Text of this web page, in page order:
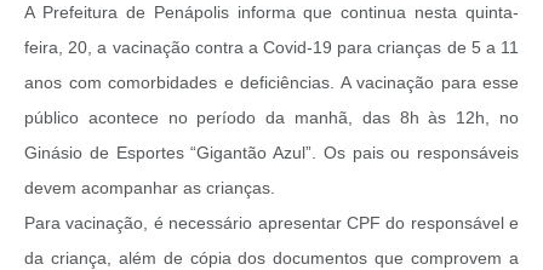
A Prefeitura de Penápolis informa que continua nesta quinta-
feira, 20, a vacinação contra a Covid-19 para crianças de 5 a 11
anos com comorbidades e deficiências. A vacinação para esse
público acontece no período da manhã, das 8h às 12h, no
Ginásio de Esportes “Gigantão Azul”. Os pais ou responsáveis
devem acompanhar as crianças.
Para vacinação, é necessário apresentar CPF do responsável e
da criança, além de cópia dos documentos que comprovem a